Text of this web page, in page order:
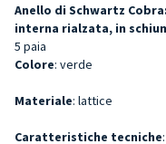
Anello di Schwartz
interna rialzata, in
5 paia
Colore: verde
Materiale: lattice
Caratteristiche tecniche: